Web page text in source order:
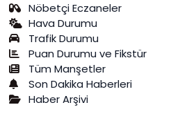
Nöbetçi Eczaneler
Hava Durumu
Trafik Durumu
Puan Durumu ve Fikstür
Tüm Manşetler
Son Dakika Haberleri
Haber Arşivi